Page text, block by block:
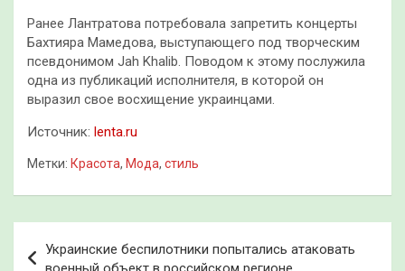
Ранее Лантратова потребовала запретить концерты
Бахтияра Мамедова, выступающего под творческим
псевдонимом Jah Khalib. Поводом к этому послужила
одна из публикаций исполнителя, в которой он
выразил свое восхищение украинцами.
Источник: lenta.ru
Метки: Красота, Мода, стиль
по
Украинские беспилотники попытались атаковать